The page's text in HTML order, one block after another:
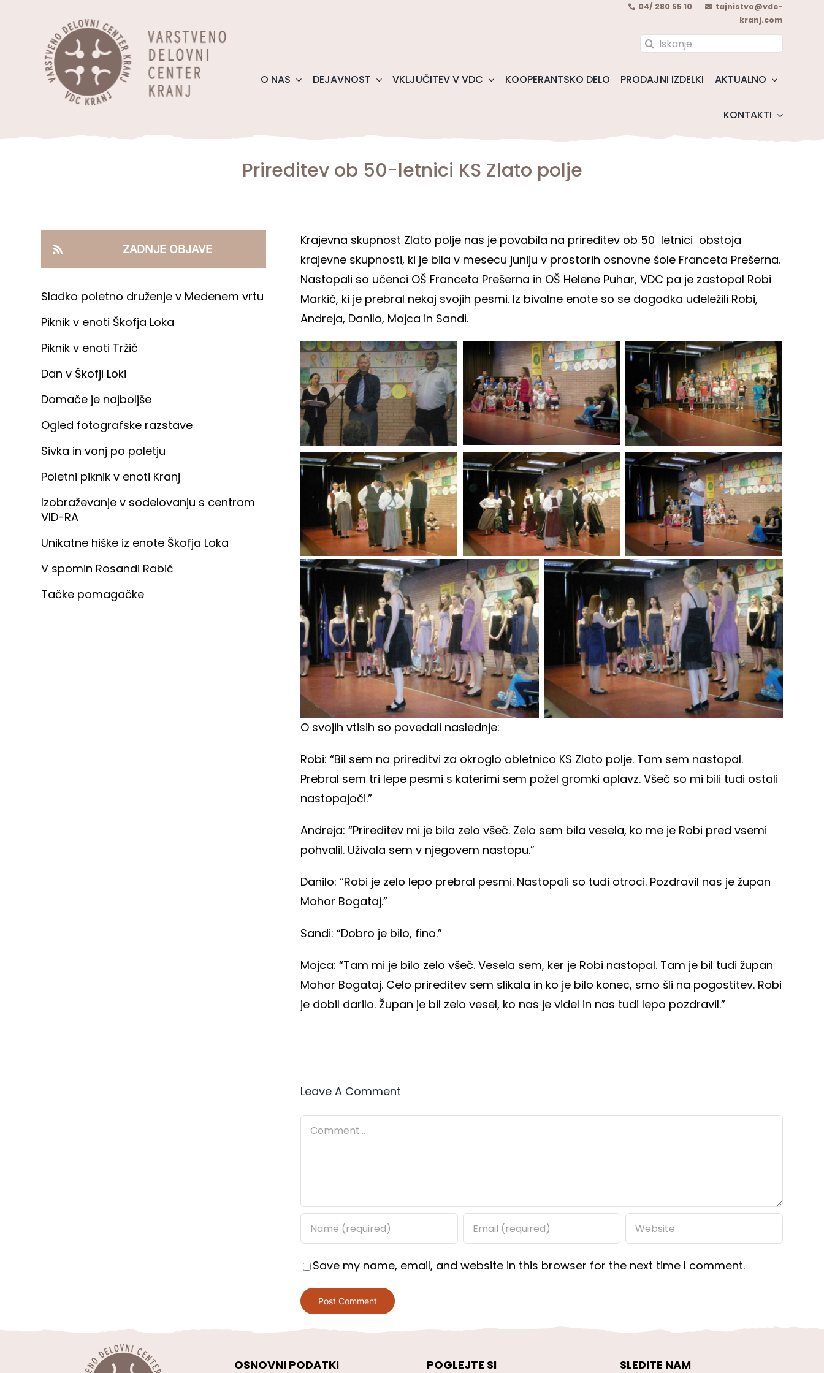
04/ 280 55 10
tajnistvo@vdc-
kranj.com
Search
O NAS DEJAVNOST VKLJUČITEV V VDC KOOPERANTSKO DELO PRODAJNI IZDELKI AKTUALNO
KONTAKTI
Prireditev ob 50-letnici KS Zlato polje
ZADNJE OBJAVE
Sladko poletno druženje v Medenem vrtu
Piknik v enoti Škofja Loka
Piknik v enoti Tržič
Dan v Škofji Loki
Domače je najboljše
Ogled fotografske razstave
Sivka in vonj po poletju
Poletni piknik v enoti Kranj
Izobraževanje v sodelovanju s centrom
VID-RA
Unikatne hiške iz enote Škofja Loka
V spomin Rosandi Rabič
Tačke pomagačke
Krajevna skupnost Zlato polje nas je povabila na prireditev ob 50 letnici obstoja
krajevne skupnosti, ki je bila v mesecu juniju v prostorih osnovne šole Franceta Prešerna.
Nastopali so učenci OŠ Franceta Prešerna in OŠ Helene Puhar, VDC pa je zastopal Robi
Markič, ki je prebral nekaj svojih pesmi. Iz bivalne enote so se dogodka udeležili Robi,
Andreja, Danilo, Mojca in Sandi.
O svojih vtisih so povedali naslednje:
Robi: “Bil sem na prireditvi za okroglo obletnico KS Zlato polje. Tam sem nastopal.
Prebral sem tri lepe pesmi s katerimi sem požel gromki aplavz. Všeč so mi bili tudi ostali
nastopajoči.”
Andreja: “Prireditev mi je bila zelo všeč. Zelo sem bila vesela, ko me je Robi pred vsemi
pohvalil. Uživala sem v njegovem nastopu.”
Danilo: “Robi je zelo lepo prebral pesmi. Nastopali so tudi otroci. Pozdravil nas je župan
Mohor Bogataj.”
Sandi: “Dobro je bilo, fino.”
Mojca: “Tam mi je bilo zelo všeč. Vesela sem, ker je Robi nastopal. Tam je bil tudi župan
Mohor Bogataj. Celo prireditev sem slikala in ko je bilo konec, smo šli na pogostitev. Robi
je dobil darilo. Župan je bil zelo vesel, ko nas je videl in nas tudi lepo pozdravil.”
Leave A Comment
Comment
Save my name, email, and website in this browser for the next time I comment.
OSNOVNI PODATKI POGLEJTE SI SLEDITE NAM